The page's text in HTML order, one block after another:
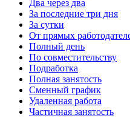
Два через два
За последние три дня
За сутки
От прямых
Полный день
По совместительству
Подработка
Полная занятость
Сменный график
Удаленная работа
Частичная занятость